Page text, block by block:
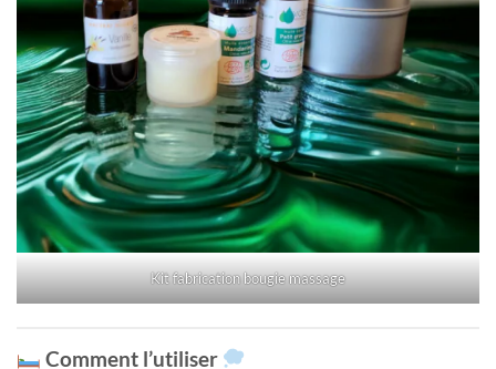
Kit fabrication bougie massage
Comment l’utiliser